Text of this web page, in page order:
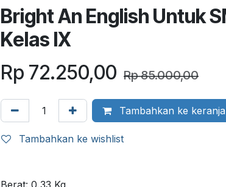
Bright An English Untuk
Kelas IX
Rp 72.250,00 Rp85.000,00
Tambahkan ke
Tambahkan ke wishlist
Berat: 0,33 Kg